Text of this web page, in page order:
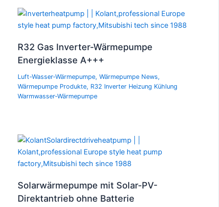
R32 Gas Inverter-Wärmepumpe
Energieklasse A+++
Luft-Wasser-Wärmepumpe,Wärmepumpe News,
Wärmepumpe Produkte, R32 Inverter Heizung Kühlung
Warmwasser-Wärmepumpe
Solarwärmepumpe mit Solar-PV-
Direktantrieb ohne Batterie